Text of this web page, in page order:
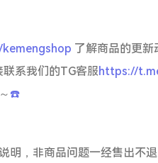
了解商品的更新
系我们的TG客服https://
☎️
明，非商品问题一经售出不